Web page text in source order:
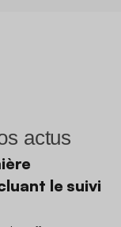
actus
le suivi